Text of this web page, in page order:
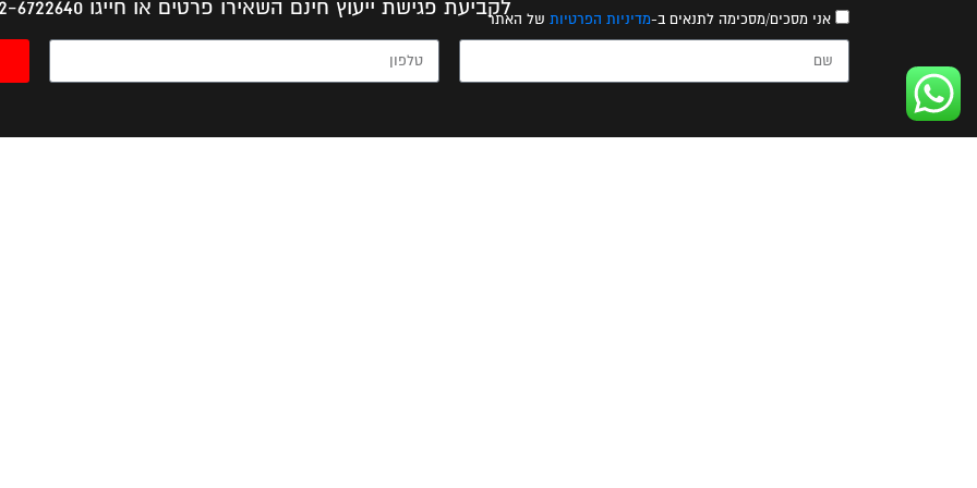
הקטניםלקביעת פגישת ייעוץ חינם השאירו פרטים או חייגו 052-6722640 אני מסכים/מסכימה לתנאים ב-מדיניות הפרטיות של האתר